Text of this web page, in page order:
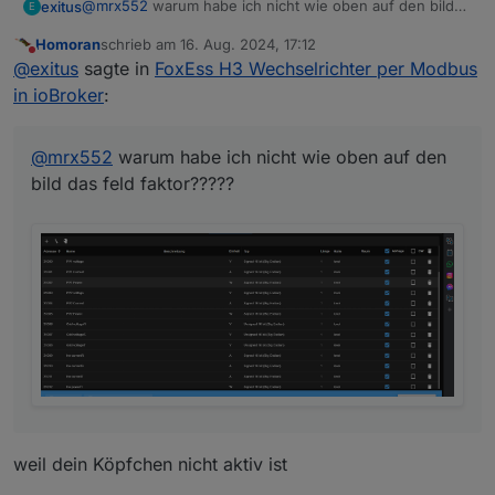
E exitus@mrx552 warum habe ich nicht wie oben auf den bild
Nicht stören
Homoranschrieb am 16. Aug. 2024, 17:12
zuletzt editiert von
@exitus sagte in FoxEss H3 Wechselrichter per Modbus
in ioBroker:
@mrx552 warum habe ich nicht wie oben auf den
bild das feld faktor?????
weil dein Köpfchen nicht aktiv ist